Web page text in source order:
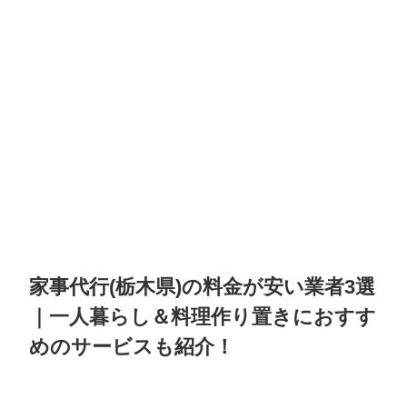
家事代行(栃木県)の料金が安い業者3選
｜一人暮らし＆料理作り置きにおすす
めのサービスも紹介！